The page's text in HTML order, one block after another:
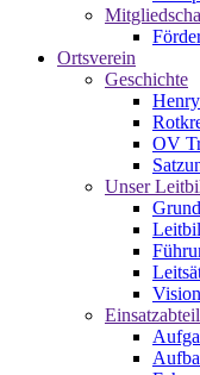
Ortsverein
Geschichte
OV
Unser